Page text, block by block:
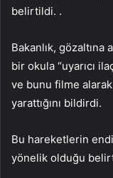
belirtildi. .
Bakanlık, gözaltına
bir okula “uyarıcı
ve bunu filme alarak
yarattığını bildirdi.
Bu hareketlerin
yönelik olduğu